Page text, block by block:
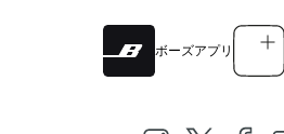
ボーズアプリ